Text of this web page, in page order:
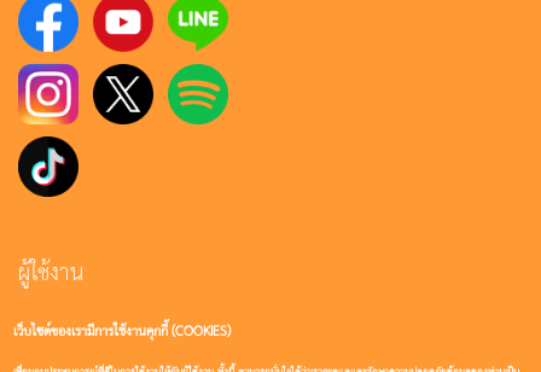
ผู้ใช้งาน
เข้าสู่ระบบ
เว็บไซต์ของเรามีการใช้งานคุกกี้ (COOKIES)